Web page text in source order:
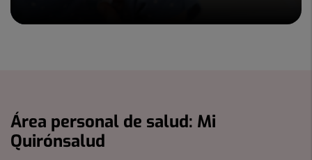
Área personal de salud: Mi
Quirónsalud